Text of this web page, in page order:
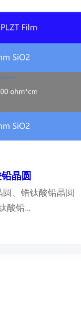
晶圆
、锆钛酸铅晶圆
酸铅…